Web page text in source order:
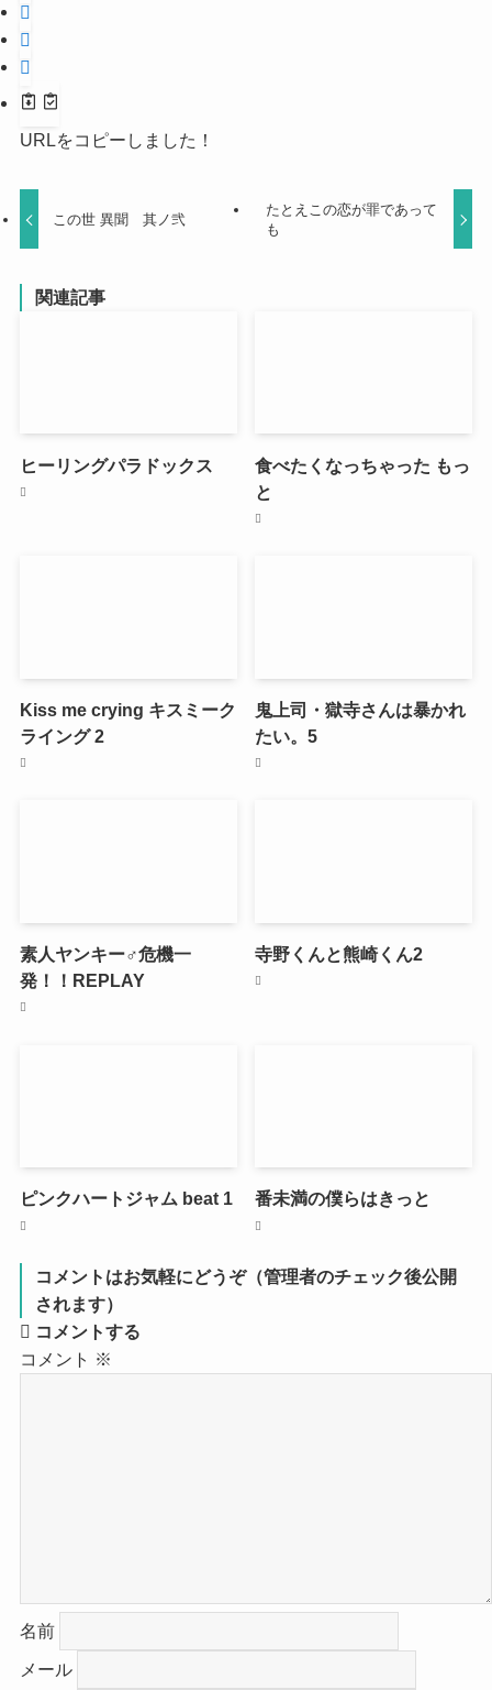
URLをコピーしました！
この世 異聞 其ノ弐
たとえこの恋が罪であって
も
関連記事
ヒーリングパラドックス
食べたくなっちゃった もっ
と
Kiss me crying キスミーク
ライング 2
鬼上司・獄寺さんは暴かれ
たい。5
素人ヤンキー♂危機一
発！！REPLAY
寺野くんと熊崎くん2
ピンクハートジャム beat 1 番未満の僕らはきっと
コメントはお気軽にどうぞ（管理者のチェック後公開
されます）
コメントする
コメント ※
名前
メール